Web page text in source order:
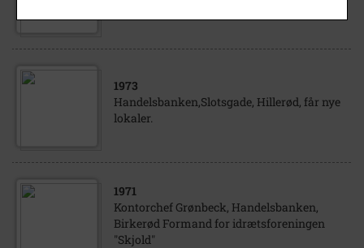
1973
Handelsbanken,Slotsgade, Hillerød, får nye
lokaler.
1971
Kontorchef Grønbeck, Handelsbanken,
Birkerød Formand for idrætsforeningen
"Skjold"